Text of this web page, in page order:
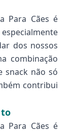
Para Cães é
dos nossos
combinação
snack não só
contribui
Para Cães é